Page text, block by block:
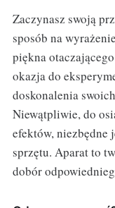
Zaczynasz swoją
sposób na
piękna
okazja do
doskonalenia
Niewątpliwie, do
efektów, niezbędne
sprzętu. Aparat to
dobór